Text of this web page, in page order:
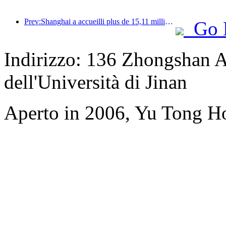
Prev:Shanghai a accueilli plus de 15,11 millions de visiteurs au cours des quatre premiers jours des vacances de la mi-automne et de la fête nationale, soit une augmentation de plus de 20 % par rapport à l'année précédente.
Go
Indirizzo: 136 Zhongshan
dell'Università di Jinan
Aperto in 2006, Yu Tong